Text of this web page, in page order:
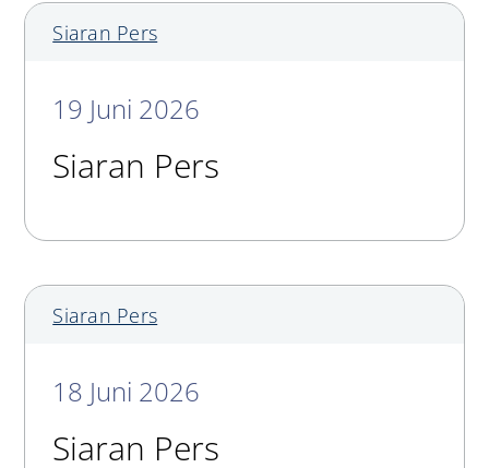
Siaran Pers
19 Juni 2026
Siaran Pers
Siaran Pers
18 Juni 2026
Siaran Pers